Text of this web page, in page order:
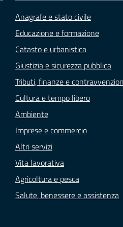
Anagrafe e stato civile
Educazione e formazione
Catasto e urbanistica
Giustizia e sicurezza pubblica
Tributi, finanze e
Cultura e tempo libero
Ambiente
Imprese e commercio
Altri servizi
Vita lavorativa
Agricoltura e pesca
Salute, benessere e assistenza